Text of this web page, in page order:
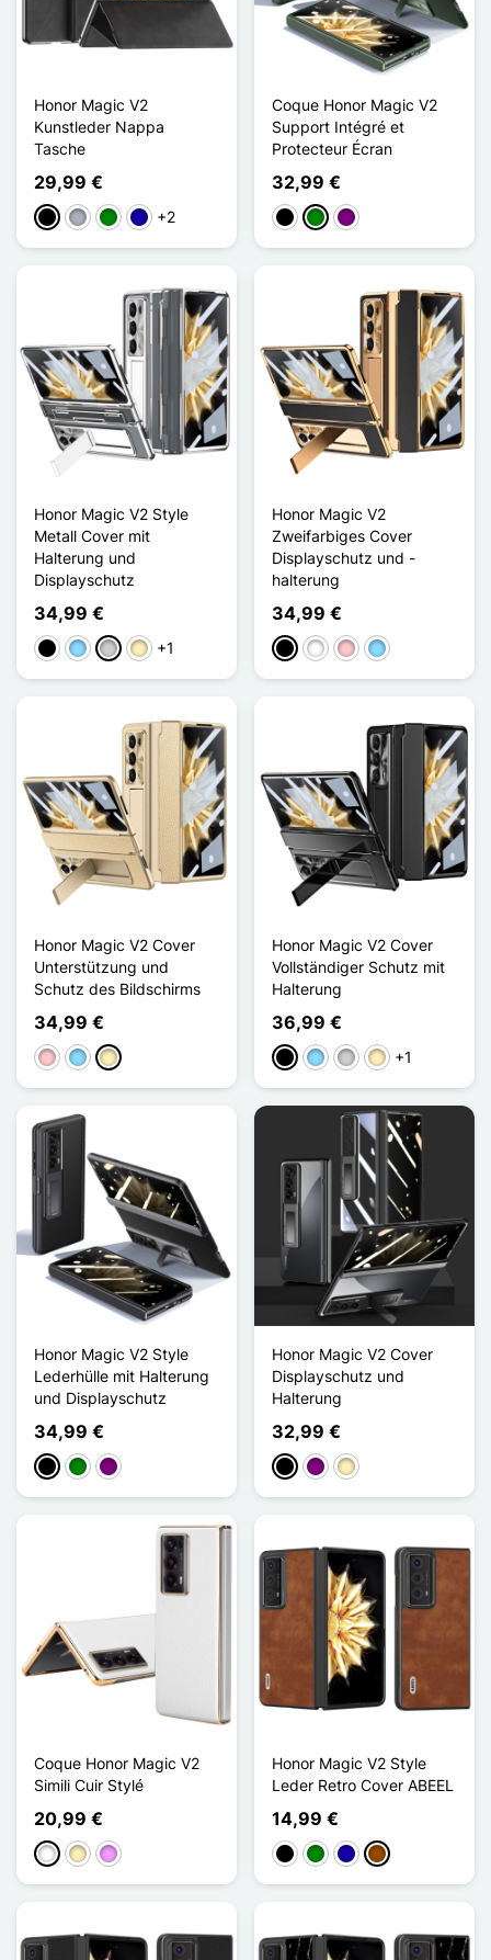
Honor Magic V2
Kunstleder Nappa
Tasche
29,99 €
Schwarz
GrauGrünDunkelblau
+2
Coque Honor Magic V2
Support Intégré et
Protecteur Écran
32,99 €
Schwarz
GrünViolett
Honor Magic V2 Style
Metall Cover mit
Halterung und
Displayschutz
34,99 €
Schwarz
Hellblau
SilberGolden
+1
Honor Magic V2
Zweifarbiges Cover
Displayschutz und -
halterung
34,99 €
Schwarz
WeißPinkHellblau
Honor Magic V2 Cover
Unterstützung und
Schutz des Bildschirms
34,99 €
PinkHellblau
Golden
Honor Magic V2 Cover
Vollständiger Schutz mit
Halterung
36,99 €
Schwarz
Hellblau
SilberGolden
+1
Honor Magic V2 Style
Lederhülle mit Halterung
und Displayschutz
34,99 €
Schwarz
GrünViolett
Honor Magic V2 Cover
Displayschutz und
Halterung
32,99 €
Schwarz
ViolettGolden
Coque Honor Magic V2
Simili Cuir Stylé
20,99 €
WeißGoldenHellviolett
Honor Magic V2 Style
Leder Retro Cover ABEEL
14,99 €
Schwarz
GrünDunkelblau
Braun